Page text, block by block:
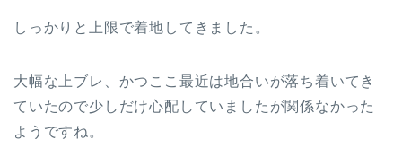
しっかりと上限で着地してきました。
大幅な上ブレ、かつここ最近は地合いが落ち着いてき
ていたので少しだけ心配していましたが関係なかった
ようですね。